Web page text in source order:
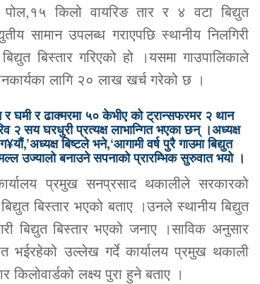
किलो वायरिङ तार र ४ वटा बिद्युत
सामान उपलब्ध गराएपछि स्थानीय निलगिरी
बिस्तार गरिएको हो ।यसमा गाउपालिकाले
लागि २० लाख खर्च गरेको छ ।
घमी र ढाक्मरमा ५० केभीए को ट्रान्सफरमर २ थान
सय घरधुरी प्रत्यक्ष लाभान्गित भएका छन् ।अध्यक्ष
बिष्टले भने,‘आगामी वर्ष पुरै गाउमा बिद्युत
उज्यालो बनाउने सपनाको प्रारम्भिक सुरुवात भयो ।
प्रमुख सनप्रसाद थकालीले सरकारको
बिस्तार भएको बताए ।उनले स्थानीय बिद्युत
बिद्युत बिस्तार भएको जनाए ।साविक अनुसार
भईरहेको उल्लेख गर्दे कार्यालय प्रमुख थकाली
किलोवार्डको लक्ष्य पुरा हुने बताए ।